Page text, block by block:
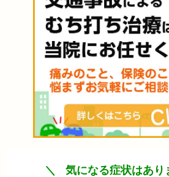
気になる症状はあり